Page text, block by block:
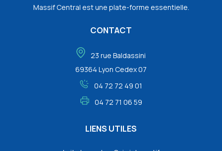
Massif Central est une plate-forme essentielle.
CONTACT
23 rue Baldassini
69364 Lyon Cedex 07
04 72 72 49 01
04 72 71 06 59
LIENS UTILES